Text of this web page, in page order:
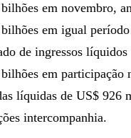
em novembro,
em igual
de ingressos líquidos
em participação
líquidas de US$ 926
intercompanhia.